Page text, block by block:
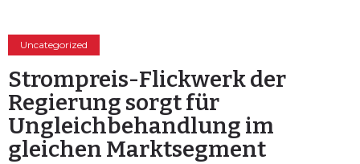
Uncategorized
Strompreis-Flickwerk der
Regierung sorgt für
Ungleichbehandlung im
gleichen Marktsegment